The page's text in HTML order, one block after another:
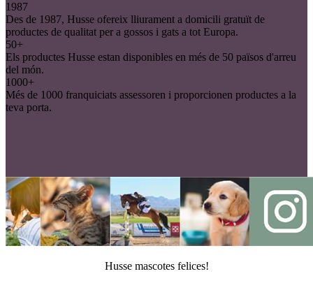
1987
Des de 1987, Husse ofereix lliurament a domicili gratuït de
productes de qualitat per a gossos i gats a tot Europa.
50+
Els productes Husse estan disponibles en més de 50 països d'arreu
del món.
1000+
Més de 1000 franquiciats assessoren i proporcionen productes a la
teva porta.
Husse mascotes felices!